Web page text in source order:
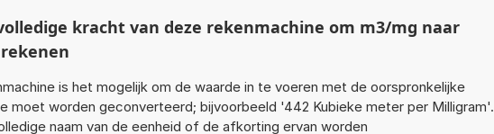
kracht van deze rekenmachine om m3/mg naar
is het mogelijk om de waarde in te voeren met de oorspronkelijke
moet worden geconverteerd; bijvoorbeeld '442 Kubieke meter per Milligram'.
naam van de eenheid of de afkorting ervan worden